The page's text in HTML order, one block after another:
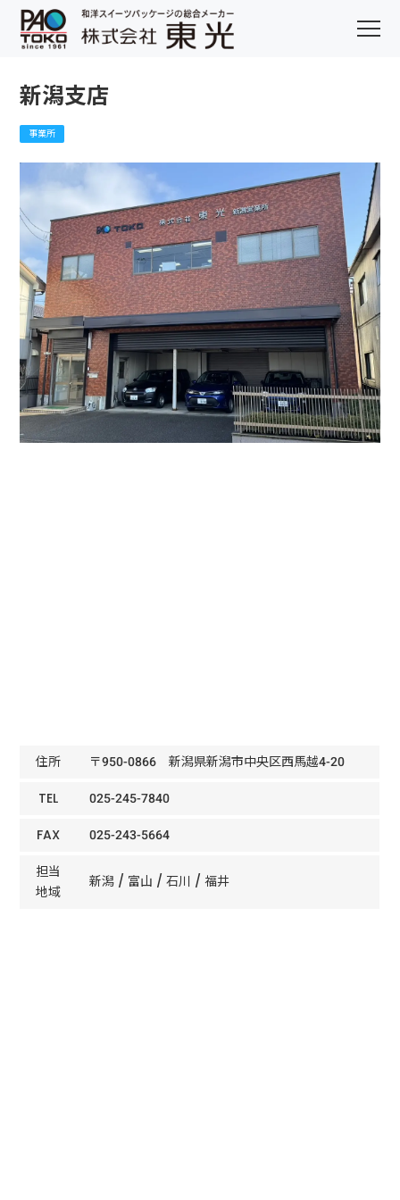
新潟支店
事業所
住所 〒950-0866 新潟県新潟市中央区西馬越4-20
TEL 025-245-7840
FAX 025-243-5664
担当
地域
新潟 / 富山 / 石川 / 福井